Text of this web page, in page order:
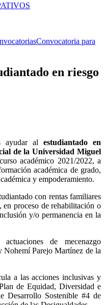
Convocatoria para
en riesgo
ayudar alestudiantado en
de la Universidad Miguel
académico 2021/2022, a
académica de grado,
y empoderamiento.
con rentas familiares
en proceso de rehabilitación o
y/o permanencia en la
de mecenazgo
Nohemí Parejo Martínez de la
a las acciones inclusivas y
de Equidad, Diversidad e
Desarrollo Sostenible #4 de